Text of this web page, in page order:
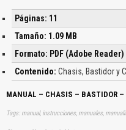
Páginas: 11
Tamaño: 1.09 MB
Formato: PDF (Adobe Reader)
Contenido: Chasis, Bastidor y
MANUAL – CHASIS – BASTIDOR –